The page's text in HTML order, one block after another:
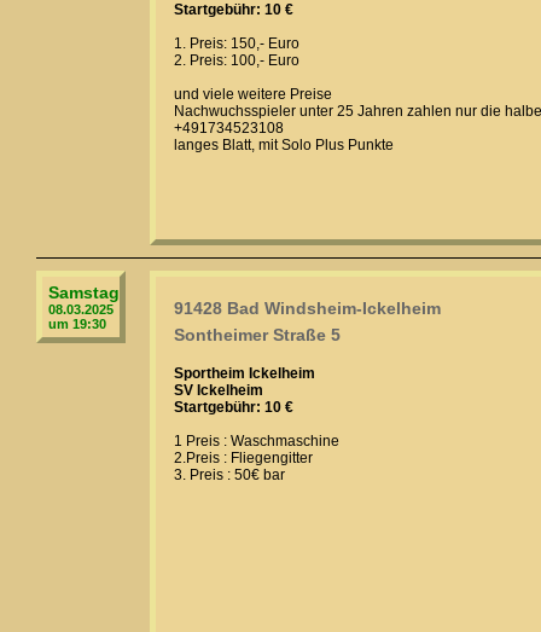
Startgebühr: 10 €
1. Preis: 150,- Euro
2. Preis: 100,- Euro
und viele weitere Preise
Nachwuchsspieler unter 25 Jahren zahlen nur die
+491734523108
langes Blatt, mit Solo Plus Punkte
Samstag
08.03.2025
um 19:30
91428 Bad Windsheim-Ickelheim
Sontheimer Straße 5
Sportheim Ickelheim
SV Ickelheim
Startgebühr: 10 €
1 Preis : Waschmaschine
2.Preis : Fliegengitter
3. Preis : 50€ bar